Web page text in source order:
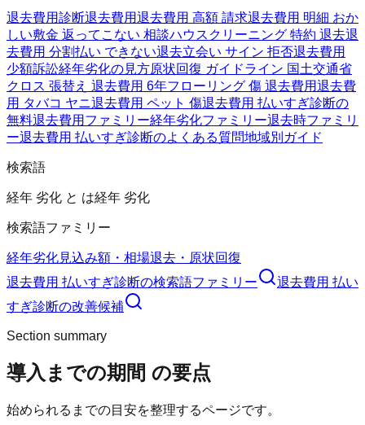
退去費用診断退去費用退去費用 高額 請求退去費用 明細 おか
しい敷金 返ってこない 相談ハウスクリーニング 特約 退去退
去費用 分割払い できない退去立会い サイン 拒否退去費用
少額訴訟経年劣化の見方原状回復 ガイドライン 国土交通省
クロス 張替え 退去費用 6年フローリング 傷 退去費用退去費
用 タバコ ヤニ退去費用 ペット 傷退去費用 払いすぎ診断の
無料退去費用ファミリー経年劣化ファミリー退去時ファミリ
ー退去費用 払いすぎ診断のよくある質問地域別ガイド
検索語
経年 劣化 と は経年 劣化
検索語ファミリー
経年劣化見込み額・相場退去・原状回復
退去費用 払いすぎ診断の検索語ファミリー
退去費用 払い
すぎ診断の改善候補
Section summary
導入までの期間 の要点
始められるまでの目安を整理するページです。